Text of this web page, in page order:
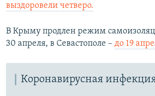
выздоровели четверо.
В Крыму продлен режим
30 апреля, в Севастополе – до 19
Коронавирусная